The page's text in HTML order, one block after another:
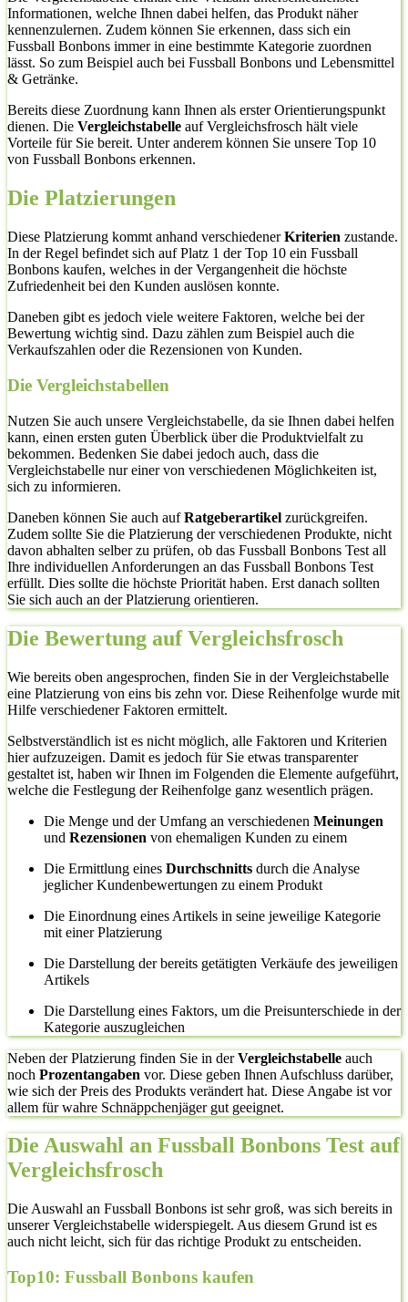
Informationen, welche Ihnen dabei helfen, das Produkt näher
kennenzulernen. Zudem können Sie erkennen, dass sich ein
Fussball Bonbons immer in eine bestimmte Kategorie zuordnen
lässt. So zum Beispiel auch bei Fussball Bonbons und Lebensmittel
& Getränke.
Bereits diese Zuordnung kann Ihnen als erster Orientierungspunkt
dienen. Die Vergleichstabelle auf Vergleichsfrosch hält viele
Vorteile für Sie bereit. Unter anderem können Sie unsere Top 10
von Fussball Bonbons erkennen.
Die Platzierungen
Diese Platzierung kommt anhand verschiedenerKriterien zustande.
In der Regel befindet sich auf Platz 1 der Top 10 ein Fussball
Bonbons kaufen, welches in der Vergangenheit die höchste
Zufriedenheit bei den Kunden auslösen konnte.
Daneben gibt es jedoch viele weitere Faktoren, welche bei der
Bewertung wichtig sind. Dazu zählen zum Beispiel auch die
Verkaufszahlen oder die Rezensionen von Kunden.
Die Vergleichstabellen
Nutzen Sie auch unsere Vergleichstabelle, da sie Ihnen dabei helfen
kann, einen ersten guten Überblick über die Produktvielfalt zu
bekommen. Bedenken Sie dabei jedoch auch, dass die
Vergleichstabelle nur einer von verschiedenen Möglichkeiten ist,
sich zu informieren.
Daneben können Sie auch aufRatgeberartikel zurückgreifen.
Zudem sollte Sie die Platzierung der verschiedenen Produkte, nicht
davon abhalten selber zu prüfen, ob das Fussball Bonbons Test all
Ihre individuellen Anforderungen an das Fussball Bonbons Test
erfüllt. Dies sollte die höchste Priorität haben. Erst danach sollten
Sie sich auch an der Platzierung orientieren.
Die Bewertung auf Vergleichsfrosch
Wie bereits oben angesprochen, finden Sie in der Vergleichstabelle
eine Platzierung von eins bis zehn vor. Diese Reihenfolge wurde mit
Hilfe verschiedener Faktoren ermittelt.
Selbstverständlich ist es nicht möglich, alle Faktoren und Kriterien
hier aufzuzeigen. Damit es jedoch für Sie etwas transparenter
gestaltet ist, haben wir Ihnen im Folgenden die Elemente aufgeführt,
welche die Festlegung der Reihenfolge ganz wesentlich prägen.
Die Menge und der Umfang an verschiedenen Meinungen
und Rezensionen von ehemaligen Kunden zu einem
Die Ermittlung eines Durchschnitts durch die Analyse
jeglicher Kundenbewertungen zu einem Produkt
Die Einordnung eines Artikels in seine jeweilige Kategorie
mit einer Platzierung
Die Darstellung der bereits getätigten Verkäufe des jeweiligen
Artikels
Die Darstellung eines Faktors, um die Preisunterschiede in der
Kategorie auszugleichen
Neben der Platzierung finden Sie in derVergleichstabelle auch
noch Prozentangaben vor. Diese geben Ihnen Aufschluss darüber,
wie sich der Preis des Produkts verändert hat. Diese Angabe ist vor
allem für wahre Schnäppchenjäger gut geeignet.
Die Auswahl an Fussball Bonbons Test auf
Vergleichsfrosch
Die Auswahl an Fussball Bonbons ist sehr groß, was sich bereits in
unserer Vergleichstabelle widerspiegelt. Aus diesem Grund ist es
auch nicht leicht, sich für das richtige Produkt zu entscheiden.
Top10: Fussball Bonbons kaufen